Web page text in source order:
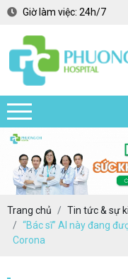
Giờ làm việc: 24h/7
Trang chủ
Tin tức & sự
“Bác sĩ” AI này đang
Corona